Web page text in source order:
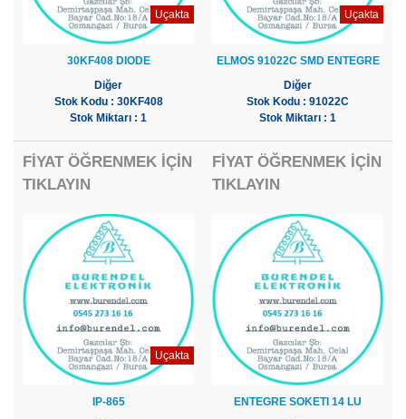
Uçakta
30KF408 DIODE
Diğer
Stok Kodu : 30KF408
Stok Miktarı : 1
FİYAT ÖĞRENMEK İÇİN
TIKLAYIN
Uçakta
ELMOS 91022C SMD ENTEGRE
Diğer
Stok Kodu : 91022C
Stok Miktarı : 1
FİYAT ÖĞRENMEK İÇİN
TIKLAYIN
Uçakta
IP-865
ENTEGRE SOKETI 14 LU